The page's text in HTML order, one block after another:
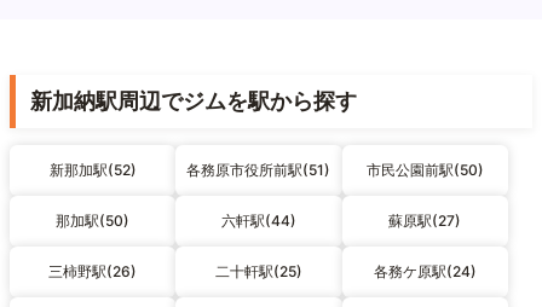
新加納駅周辺でジムを駅から探す
新那加駅(52) 各務原市役所前駅(51) 市民公園前駅(50)
那加駅(50) 六軒駅(44) 蘇原駅(27)
三柿野駅(26) 二十軒駅(25) 各務ケ原駅(24)